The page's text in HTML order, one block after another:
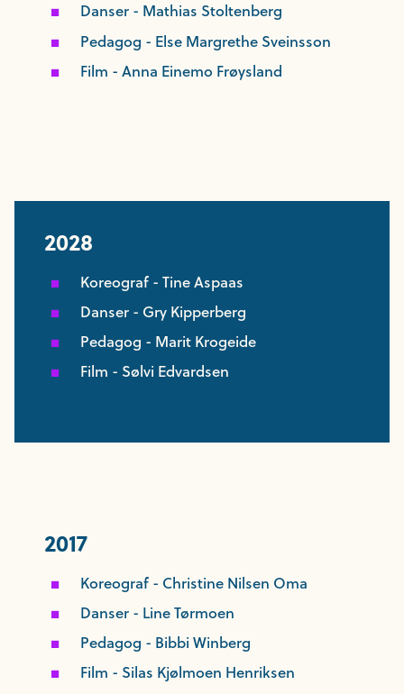
Danser - Mathias Stoltenberg
Pedagog - Else Margrethe Sveinsson
Film - Anna Einemo Frøysland
2028
Koreograf - Tine Aspaas
Danser - Gry Kipperberg
Pedagog - Marit Krogeide
Film - Sølvi Edvardsen
2017
Koreograf - Christine Nilsen Oma
Danser - Line Tørmoen
Pedagog - Bibbi Winberg
Film - Silas Kjølmoen Henriksen